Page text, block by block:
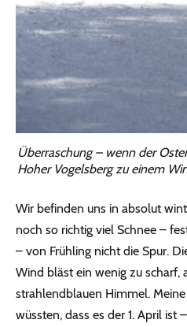
Überraschung – wenn der
Hoher Vogelsberg zu einem
Wir befinden uns in absolut
noch so richtig viel Schnee –
– von Frühling nicht die Spur.
Wind bläst ein wenig zu scharf,
strahlendblauen Himmel.
wüssten, dass es der 1. April ist